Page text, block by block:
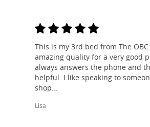
This is my 3rd bed from The OBC
amazing quality for a very good
always answers the phone and
helpful. I like speaking to
shop...
Lisa